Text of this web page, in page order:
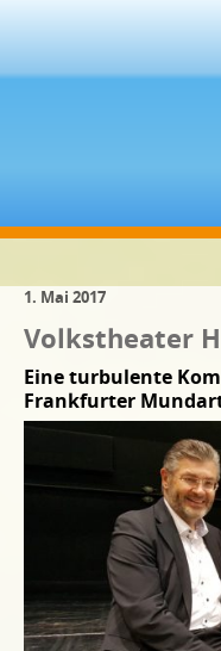
1. Mai 2017
Volkstheater
Eine turbulente
Frankfurter